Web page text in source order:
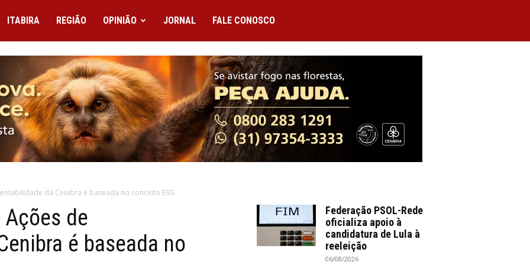
ITABIRA REGIÃO OPINIÃO JORNAL FALE CONOSCO
da Cenibra é baseada no conceito ESG
Ações de
é baseada no
Federação PSOL-Rede
oficializa apoio à
candidatura de Lula à
reeleição
06/08/2026